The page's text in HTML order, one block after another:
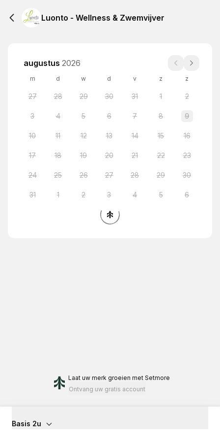
Luonto - Wellness & Zwemvijver
augustus 2026
m d w d v z z
27 28 29 30 31 1 2
3 4 5 6 7 8 9
10 11 12 13 14 15 16
17 18 19 20 21 22 23
24 25 26 27 28 29 30
31 1 2 3 4 5 6
Laat uw merk groeien met Setmore
Ontvang uw gratis account
Basis 2u